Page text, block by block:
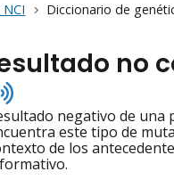
Diccionario de
no
Listen
to
pronunciationnegativo de una
este tipo de
de los